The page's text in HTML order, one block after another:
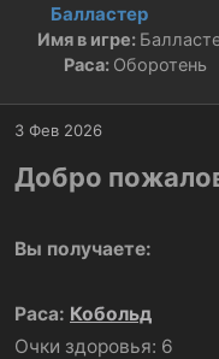
ц
и
Балластер
Имя в игре:
Раса: Оборотень
3 Фев 2026
Добро
Вы получаете:
Раса: Кобольд
Очки здоровья: 6